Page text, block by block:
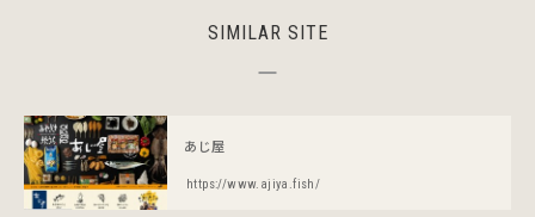
SIMILAR SITE
あじ屋
https://www.ajiya.fish/